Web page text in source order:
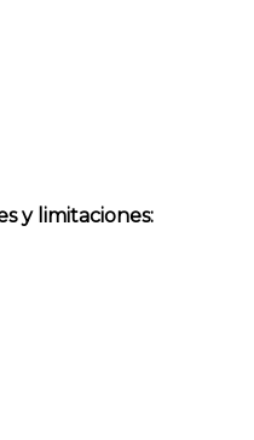
y limitaciones: